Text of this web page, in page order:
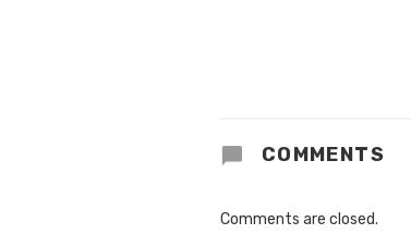
COMMENTS
Comments are closed.